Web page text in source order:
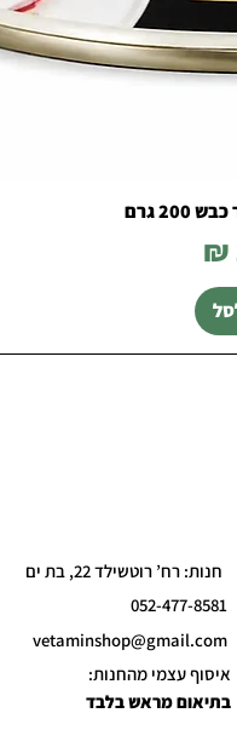
חנות: רח’ רוטשילד 22, בת ים
052-477-8581
vetaminshop@gmail.com
איסוף עצמי מהחנות:
בתיאום מראש בלבד